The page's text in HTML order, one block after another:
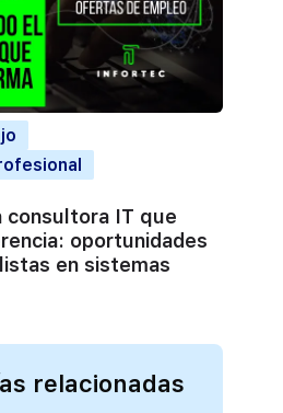
consultora IT que
oportunidades
en sistemas
relacionadas